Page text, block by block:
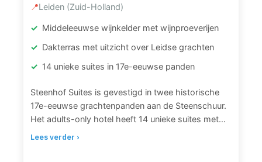
dagen is badkleding niet toegestaan. Het resort
squash- en tennisbanen.
📍Leiden (Zuid-Holland)
Middeleeuwse wijnkelder met wijnproeverijen
Dakterras met uitzicht over Leidse grachten
14 unieke suites in 17e-eeuwse panden
Steenhof Suites is gevestigd in twee historische
17e-eeuwse grachtenpanden aan de Steenschuur.
Het adults-only hotel heeft 14 unieke suites met
hoge plafonds, authentieke details en moderne
Lees verder ›